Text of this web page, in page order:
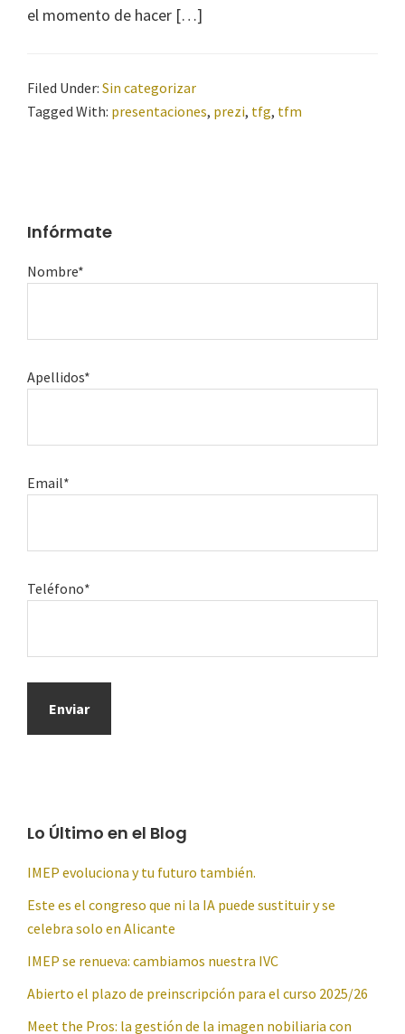
el momento de hacer […]
Filed Under: Sin categorizar
Tagged With: presentaciones, prezi, tfg, tfm
Infórmate
Nombre*
Apellidos*
Email*
Teléfono*
Lo Último en el Blog
IMEP evoluciona y tu futuro también.
Este es el congreso que ni la IA puede sustituir y se
celebra solo en Alicante
IMEP se renueva: cambiamos nuestra IVC
Abierto el plazo de preinscripción para el curso 2025/26
Meet the Pros: la gestión de la imagen nobiliaria con